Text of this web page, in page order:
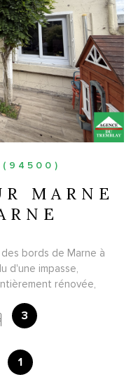
(94500)
MARNE
bords de Marne à
d'une impasse,
rénovée,
sur une agréable
jours. La maison offre
l'étage, l'espace nuit se
bénéficient d'un
3
1